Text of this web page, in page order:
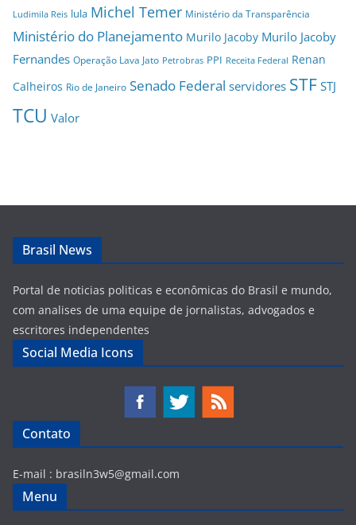
Ludimila Reis lula Michel Temer Ministério da Transparência
Ministério do Planejamento Murilo Jacoby Murilo Jacoby
Fernandes Operação Lava Jato Petrobras PPI Receita Federal Renan
Calheiros Rio de Janeiro Senado Federal servidores STF STJ
TCU Valor
Brasil News
Portal de noticias politicas e econômicas do Brasil e mundo,
com analises de uma equipe de jornalistas, advogados e
escritores independentes
Social Media Icons
Contato
E-mail : brasiln3w5@gmail.com
Menu